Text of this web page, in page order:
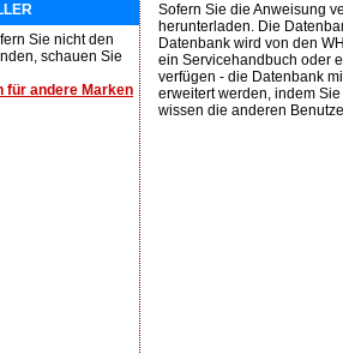
Sofern Sie die Anweisung
herunterladen. Die
Datenbank wird von den
ein Servicehandbuch oder
verfügen - die Datenbank
erweitert werden, indem
wissen die anderen
Sie nicht den
schauen Sie
für andere Marken